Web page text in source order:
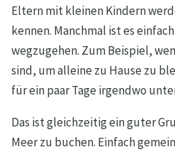
Eltern mit kleinen Kindern
kennen. Manchmal ist es
wegzugehen. Zum Beispiel,
sind, um alleine zu Hause zu
für ein paar Tage irgendwo
Das ist gleichzeitig ein guter
Meer zu buchen. Einfach